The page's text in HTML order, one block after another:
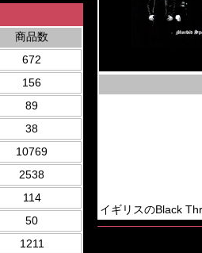
商品数
672
156
89
38
10769
2538
114
50
1211
イギリスのBlack